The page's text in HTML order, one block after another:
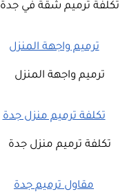
تكلفة ترميم شقة في جدة
ترميم واجهة المنزل
تكلفة ترميم منزل جدة